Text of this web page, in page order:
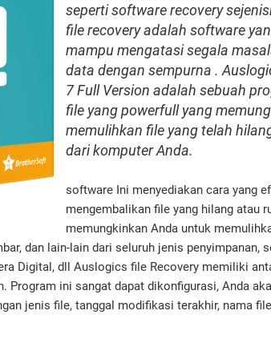
seperti software recovery
file recovery adalah software
mampu mengatasi segala
data dengan sempurna .
7 Full Version adalah sebuah
file yang powerfull yang
memulihkan file yang telah
dari komputer Anda.
software Ini menyediakan cara yang
mengembalikan file yang hilang atau
memungkinkan Anda untuk
dan lain-lain dari seluruh jenis penyimpanan,
Digital, dll Auslogics file Recovery memiliki
Program ini sangat dapat dikonfigurasi, Anda
jenis file, tanggal modifikasi terakhir, nama